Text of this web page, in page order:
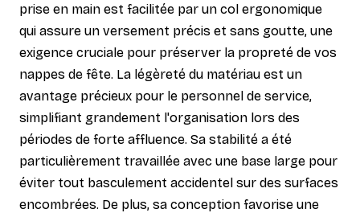
prise en main est facilitée par un col ergonomique
qui assure un versement précis et sans goutte, une
exigence cruciale pour préserver la propreté de vos
nappes de fête. La légèreté du matériau est un
avantage précieux pour le personnel de service,
simplifiant grandement l'organisation lors des
périodes de forte affluence. Sa stabilité a été
particulièrement travaillée avec une base large pour
éviter tout basculement accidentel sur des surfaces
encombrées. De plus, sa conception favorise une